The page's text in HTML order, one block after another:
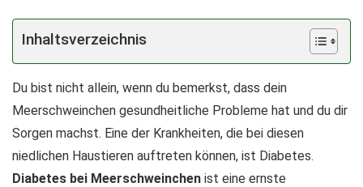
Inhaltsverzeichnis
Du bist nicht allein, wenn du bemerkst, dass dein
Meerschweinchen gesundheitliche Probleme hat und du dir
Sorgen machst. Eine der Krankheiten, die bei diesen
niedlichen Haustieren auftreten können, ist Diabetes.
Diabetes bei Meerschweinchen ist eine ernste